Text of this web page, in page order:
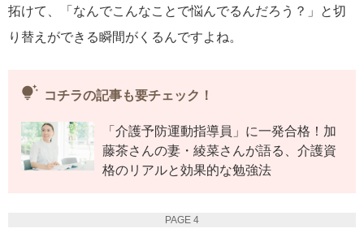
拓けて、「なんでこんなことで悩んでるんだろう？」と切
り替えができる瞬間がくるんですよね。
tips_and_updates コチラの記事も要チェック！
「介護予防運動指導員」に一発合格！加
藤茶さんの妻・綾菜さんが語る、介護資
格のリアルと効果的な勉強法
PAGE 4